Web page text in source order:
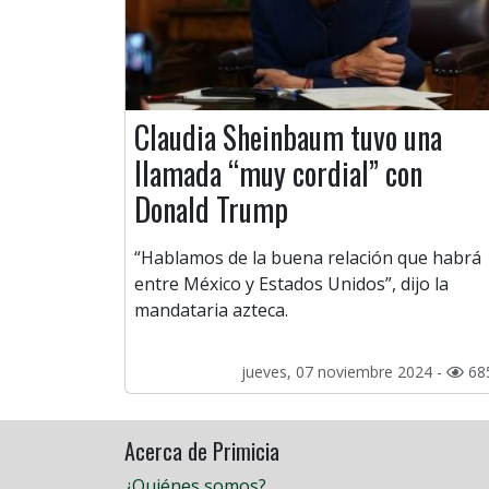
Claudia Sheinbaum tuvo una
llamada “muy cordial” con
Donald Trump
“Hablamos de la buena relación que habrá
entre México y Estados Unidos”, dijo la
mandataria azteca.
jueves, 07 noviembre 2024 -
Acerca de Primicia